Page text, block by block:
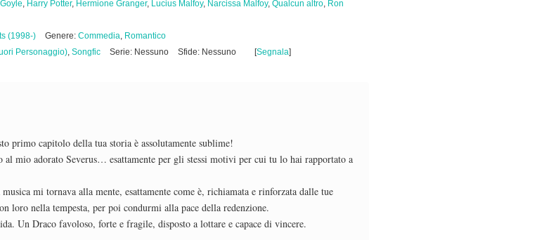
, Harry Potter, Hermione Granger, Lucius Malfoy, Narcissa Malfoy, Qualcun altro, Ron
(1998-) Genere: Commedia, Romantico
Personaggio), Songfic Serie: Nessuno Sfide: Nessuno [Segnala]
primo capitolo della tua storia è assolutamente sublime!
al mio adorato Severus… esattamente per gli stessi motivi per cui tu lo hai rapportato a
mi tornava alla mente, esattamente come è, richiamata e rinforzata dalle tue
loro nella tempesta, per poi condurmi alla pace della redenzione.
Un Draco favoloso, forte e fragile, disposto a lottare e capace di vincere.